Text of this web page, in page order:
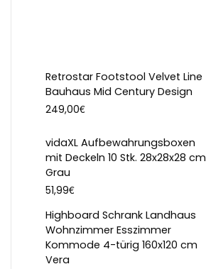
Retrostar Footstool Velvet Line
Bauhaus Mid Century Design
249,00€
vidaXL Aufbewahrungsboxen
mit Deckeln 10 Stk. 28x28x28 cm
Grau
51,99€
Highboard Schrank Landhaus
Wohnzimmer Esszimmer
Kommode 4-türig 160x120 cm
Vera